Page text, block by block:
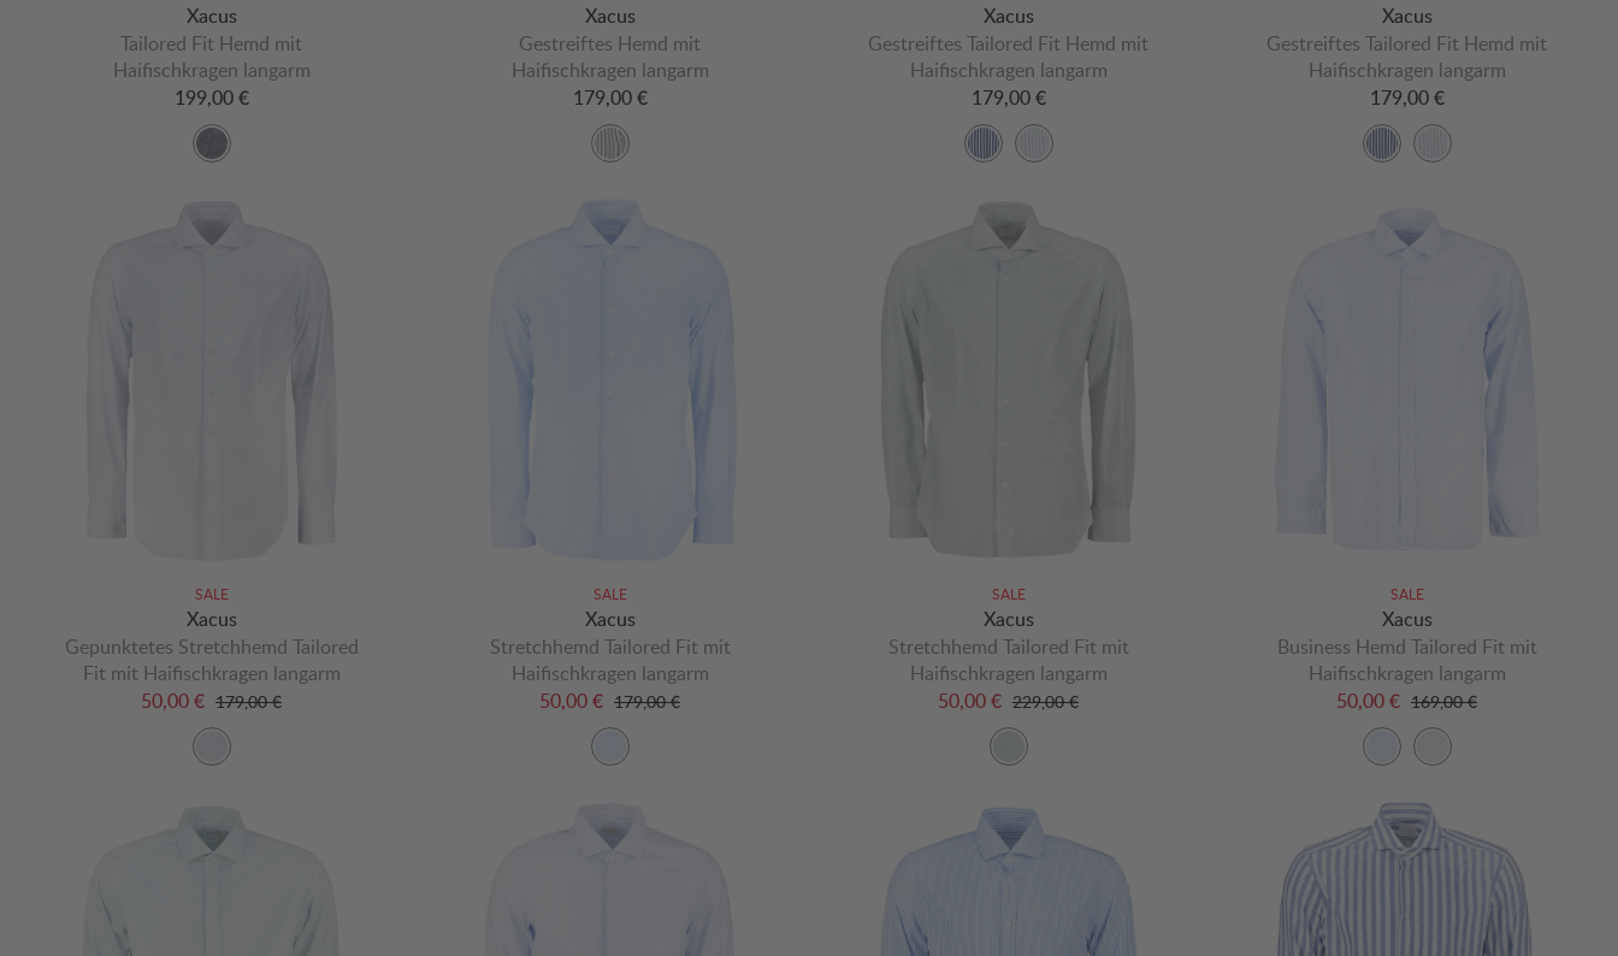
Xacus
Tailored Fit Hemd mit
Haifischkragen langarm
199,00 €
Xacus
Gestreiftes Hemd mit
Haifischkragen langarm
179,00 €
Xacus
Gestreiftes Tailored Fit Hemd mit
Haifischkragen langarm
179,00 €
Xacus
Gestreiftes Tailored Fit Hemd mit
Haifischkragen langarm
179,00 €
SALE
Xacus
Gepunktetes Stretchhemd Tailored
Fit mit Haifischkragen langarm
50,00 € 179,00 €
SALE
Xacus
Stretchhemd Tailored Fit mit
Haifischkragen langarm
50,00 € 179,00 €
SALE
Xacus
Stretchhemd Tailored Fit mit
Haifischkragen langarm
50,00 € 229,00 €
SALE
Xacus
Business Hemd Tailored Fit mit
Haifischkragen langarm
50,00 € 169,00 €